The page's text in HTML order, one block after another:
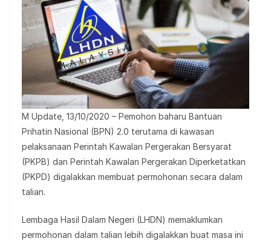
M Update, 13/10/2020 – Pemohon baharu Bantuan
Prihatin Nasional (BPN) 2.0 terutama di kawasan
pelaksanaan Perintah Kawalan Pergerakan Bersyarat
(PKPB) dan Perintah Kawalan Pergerakan Diperketatkan
(PKPD) digalakkan membuat permohonan secara dalam
talian.
Lembaga Hasil Dalam Negeri (LHDN) memaklumkan
permohonan dalam talian lebih digalakkan buat masa ini